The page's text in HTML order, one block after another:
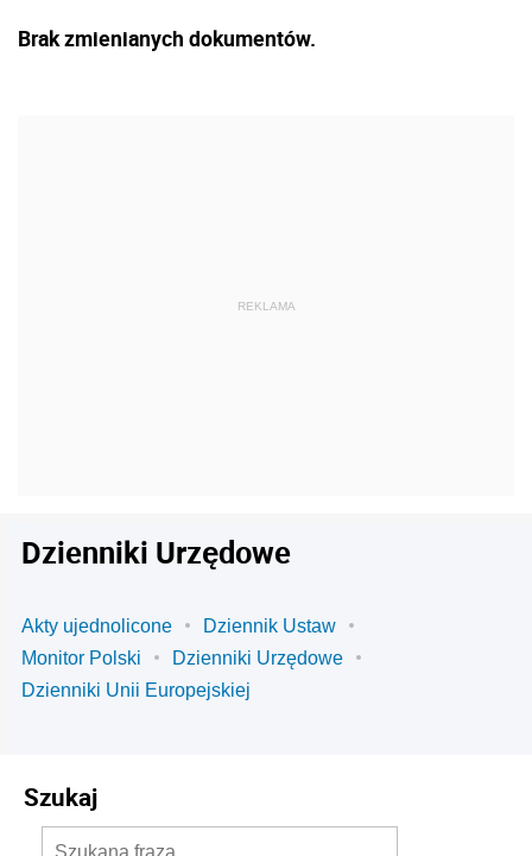
Brak zmienianych dokumentów.
Dzienniki Urzędowe
Akty ujednolicone
Dziennik Ustaw
Monitor Polski
Dzienniki Urzędowe
Dzienniki Unii Europejskiej
Szukaj